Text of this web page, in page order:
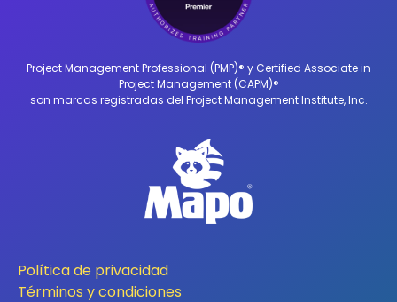
Project Management Professional (PMP)® y Certified Associate in
Project Management (CAPM)®
son marcas registradas del Project Management Institute, Inc.
Política de privacidad
Términos y condiciones